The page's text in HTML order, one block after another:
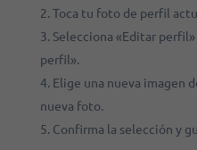
Toca tu foto de perfil
Selecciona «Editar
perfil».
Elige una nueva imagen
nueva foto.
Confirma la selección y